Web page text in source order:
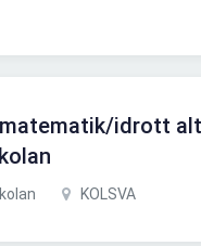
idrott
KOLSVA